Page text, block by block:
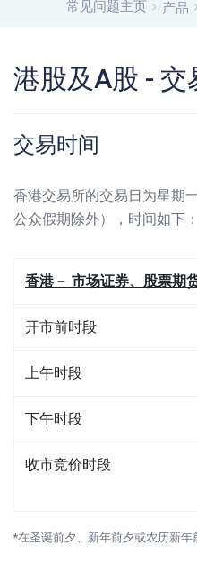
常见问题主页 产品
港股及A股 - 交
交易时间
香港交易所的交易日为星期
公众假期除外），时间如下：
香港－ 市场证券、股票期
开市前时段
上午时段
下午时段
收市竞价时段
*在圣诞前夕、新年前夕或农历新年